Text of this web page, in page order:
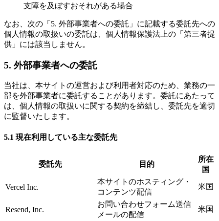
支障を及ぼすおそれがある場合
なお、次の「5. 外部事業者への委託」に記載する委託先への
個人情報の取扱いの委託は、個人情報保護法上の「第三者提
供」には該当しません。
5. 外部事業者への委託
当社は、本サイトの運営および利用者対応のため、業務の一
部を外部事業者に委託することがあります。委託にあたって
は、個人情報の取扱いに関する契約を締結し、委託先を適切
に監督いたします。
5.1 現在利用している主な委託先
委託先 目的
所在
国
Vercel Inc.
本サイトのホスティング・
コンテンツ配信
米国
Resend, Inc.
お問い合わせフォーム送信
メールの配信
米国